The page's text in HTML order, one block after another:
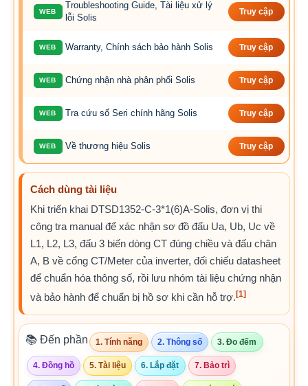
WEB
Troubleshooting Guide, Tài liệu xử lý
lỗi Solis
Truy cập
WEB Warranty, Chính sách bảo hành Solis Truy cập
WEB Chứng nhận nhà phân phối Solis Truy cập
WEB Tra cứu số Seri chính hãng Solis Truy cập
WEB Về thương hiệu Solis Truy cập
Cách dùng tài liệu
Khi triển khai DTSD1352-C-3*1(6)A-Solis, đơn vị thi
công tra manual để xác nhận sơ đồ đấu Ua, Ub, Uc về
L1, L2, L3, đấu 3 biến dòng CT đúng chiều và đấu chân
A, B về cổng CT/Meter của inverter, đối chiếu datasheet
để chuẩn hóa thông số, rồi lưu nhóm tài liệu chứng nhận
và bảo hành để chuẩn bị hồ sơ khi cần hỗ trợ. [1]
📚 Đến phần 1. Tính năng 2. Thông số 3. Đo đếm
4. Đồng hồ 5. Tài liệu 6. Lắp đặt 7. Bảo trì